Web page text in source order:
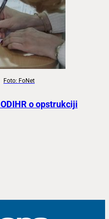
Foto: FoNet
o opstrukciji